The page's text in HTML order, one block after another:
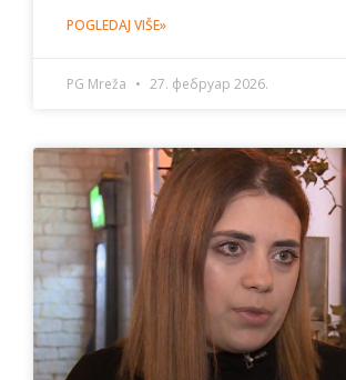
POGLEDAJ VIŠE»
PG Mreža 27. фебруар 2026.